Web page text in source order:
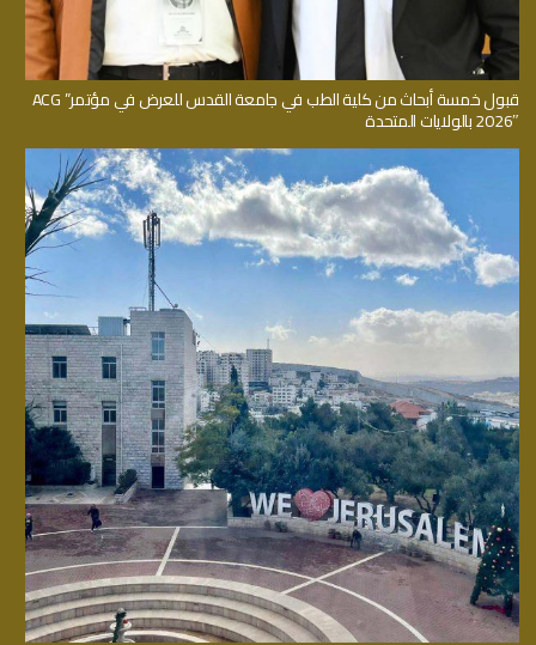
قبول خمسة أبحاث من كلية الطب في جامعة القدس للعرض في مؤتمر” ACG
2026″ بالولايات المتحدة